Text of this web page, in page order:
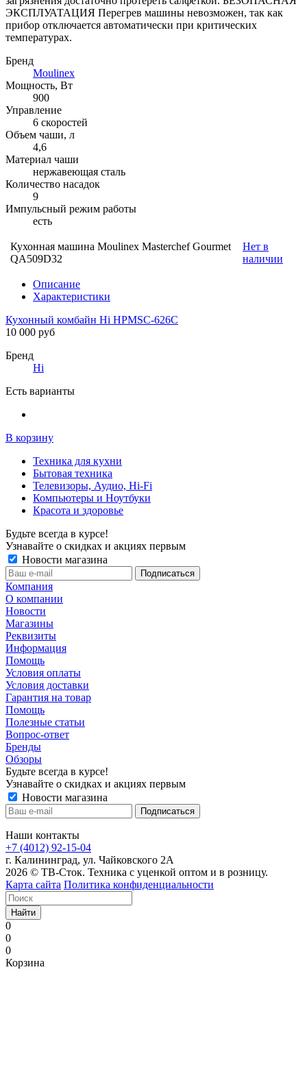
ЭКСПЛУАТАЦИЯ Перегрев машины невозможен, так как
прибор отключается автоматически при критических
температурах.
Бренд
Moulinex
Мощность, Вт
900
Управление
6 скоростей
Объем чаши, л
4,6
Материал чаши
нержавеющая сталь
Количество насадок
9
Импульсный режим работы
есть
Кухонная машина Moulinex Masterchef Gourmet
QA509D32
Нет в
наличии
Описание
Характеристики
Кухонный комбайн Hi HPMSC-626C
10 000 руб
Бренд
Hi
Есть варианты
В корзину
Техника для кухни
Бытовая техника
Телевизоры, Аудио, Hi-Fi
Компьютеры и Ноутбуки
Красота и здоровье
Будьте всегда в курсе!
Узнавайте о скидках и акциях первым
Новости магазина
Компания
О компании
Новости
Магазины
Реквизиты
Информация
Помощь
Условия оплаты
Условия доставки
Гарантия на товар
Помощь
Полезные статьи
Вопрос-ответ
Бренды
Обзоры
Будьте всегда в курсе!
Узнавайте о скидках и акциях первым
Новости магазина
Наши контакты
+7 (4012) 92-15-04
г. Калининград, ул. Чайковского 2А
2026 © ТВ-Сток. Техника с уценкой оптом и в розницу.
Карта сайта Политика конфиденциальности
Найти
0
0
0
Корзина